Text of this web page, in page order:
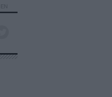
EN